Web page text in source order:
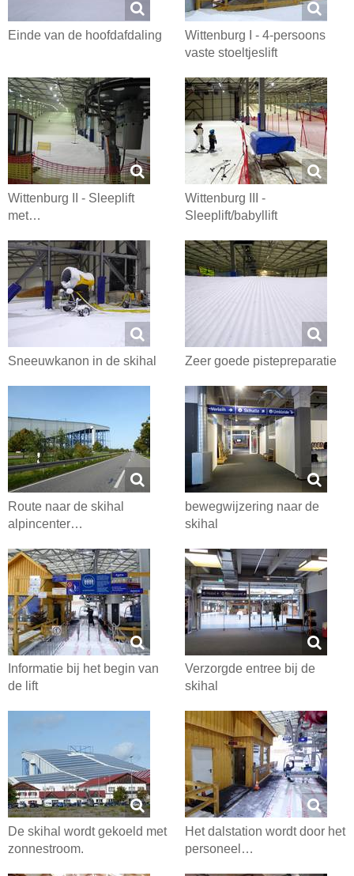
Einde van de hoofdafdaling
Wittenburg I - 4-persoons
vaste stoeltjeslift
Wittenburg II - Sleeplift
met…
Wittenburg III -
Sleeplift/babyllift
Sneeuwkanon in de skihal Zeer goede pistepreparatie
Route naar de skihal
alpincenter…
bewegwijzering naar de
skihal
Informatie bij het begin van
de lift
Verzorgde entree bij de
skihal
De skihal wordt gekoeld met
zonnestroom.
Het dalstation wordt door het
personeel…